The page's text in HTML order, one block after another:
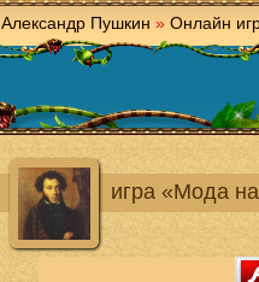
Александр Пушкин » Онлайн
игра «Мода